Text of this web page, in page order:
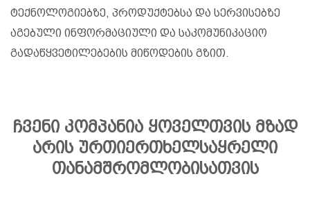
ტექნოლოგიებზე, პროდუქტებსა და სერვისებზე
აგებული ინფორმაციული და საკომუნიკაციო
გადაწყვეტილებების მიწოდების გზით.
ჩვენი კომპანია ყოველთვის მზად
არის ურთიერთხელსაყრელი
თანამშრომლობისათვის